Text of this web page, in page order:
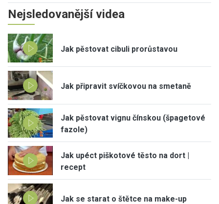
Nejsledovanější videa
Jak pěstovat cibuli prorůstavou
Jak připravit svíčkovou na smetaně
Jak pěstovat vignu čínskou (špagetové
fazole)
Jak upéct piškotové těsto na dort |
recept
Jak se starat o štětce na make-up